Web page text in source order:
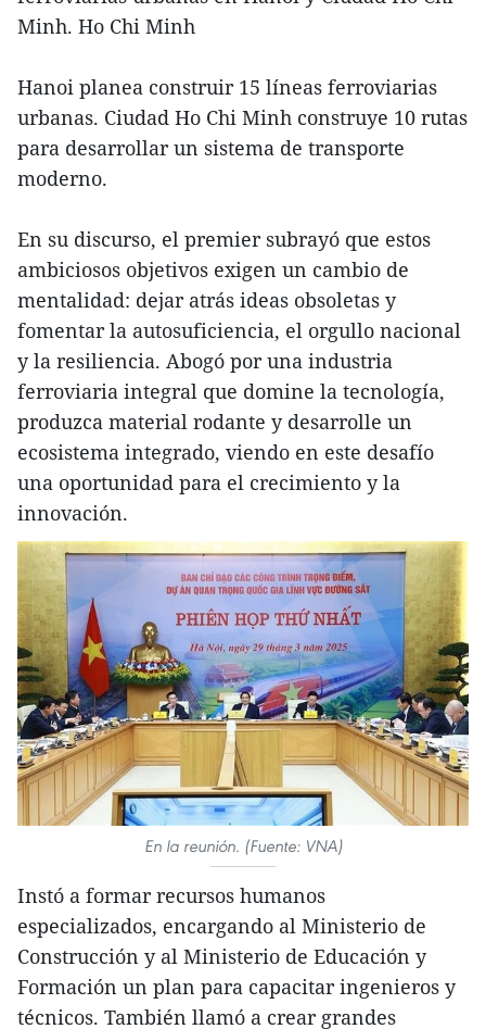
Minh. Ho Chi Minh
Hanoi planea construir 15 líneas ferroviarias
urbanas. Ciudad Ho Chi Minh construye 10 rutas
para desarrollar un sistema de transporte
moderno.
En su discurso, el premier subrayó que estos
ambiciosos objetivos exigen un cambio de
mentalidad: dejar atrás ideas obsoletas y
fomentar la autosuficiencia, el orgullo nacional
y la resiliencia. Abogó por una industria
ferroviaria integral que domine la tecnología,
produzca material rodante y desarrolle un
ecosistema integrado, viendo en este desafío
una oportunidad para el crecimiento y la
innovación.
En la reunión. (Fuente: VNA)
Instó a formar recursos humanos
especializados, encargando al Ministerio de
Construcción y al Ministerio de Educación y
Formación un plan para capacitar ingenieros y
técnicos. También llamó a crear grandes